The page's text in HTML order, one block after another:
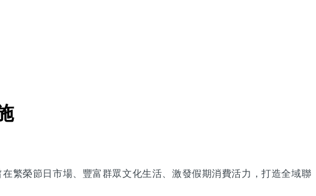
繁榮節日市場、豐富群眾文化生活、激發假期消費活力，打造全域聯